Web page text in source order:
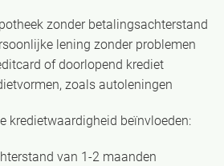
zonder betalingsachterstand
lening zonder problemen
of doorlopend krediet
zoals autoleningen
kredietwaardigheid beïnvloeden:
van 1-2 maanden